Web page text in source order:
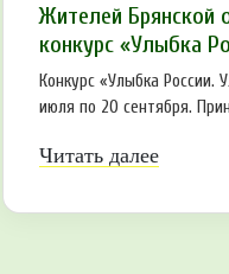
Жителей Брянской
конкурс «Улыбка
Конкурс «Улыбка России.
июля по 20 сентября.
Читать далее